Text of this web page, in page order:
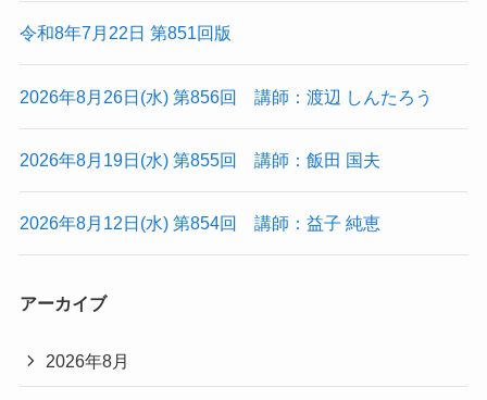
令和8年7月22日 第851回版
2026年8月26日(水) 第856回 講師：渡辺 しんたろう
2026年8月19日(水) 第855回 講師：飯田 国夫
2026年8月12日(水) 第854回 講師：益子 純恵
アーカイブ
2026年8月